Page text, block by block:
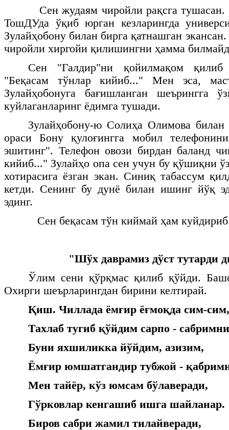
Сен жудаям чиройли рақсга
ТошДУда ўқиб юрган кезларингда
Зулайҳобону билан бирга қатнашган
чиройли хиргойи қилишингни ҳамма
Сен "Галдир"ни қойилмақом қилиб
"Беқасам тўнлар кийиб..." Мен эса,
Зулайҳобонуга бағишланган шеърингга
куйлаганларинг ёдимга тушади.
Зулайҳобону-ю Солиҳа Олимова билан
ораси Бону қулоғингга мобил
эшитинг". Телефон овози бирдан баланд
кийиб..." Зулайҳо опа сен учун бу қўшиқни
хотирасига ёзган экан. Синиқ табассум
кетди. Сенинг бу дунё билан ишинг йўқ
эдинг.
Сен беқасам тўн киймай ҳам куйдириб
"Шўх даврамиз дўст тутарди
Ўлим сени қўрқмас қилиб қўйди.
Охирги шеърларингдан бирини келтирай.
Қиш. Чиллада ёмғир ёғмоқда сим-
Тахлаб тугиб қўйдим сарпо -
Буни яхшиликка йўйдим, азизим,
Ёмғир юмшатгандир тубжой -
Мен тайёр, кўз юмсам бўлаверади,
Гўрковлар кенгашиб ишга шайланар.
Биров сабри жамил тилайверади,